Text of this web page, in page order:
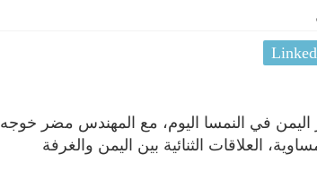
في النمسا اليوم، مع المهندس مضر خوجه
العلاقات الثنائية بين اليمن والغرفة